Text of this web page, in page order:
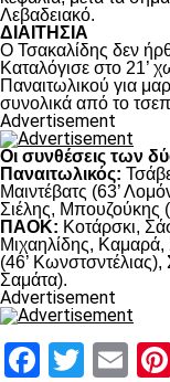
Λεβαδειακό.
ΔΙΑΙΤΗΣΙΑ
Ο Τσακαλίδης δεν
Καταλόγισε στο 21’
Παναιτωλικού για
συνολικά από το
Advertisement
Οι συνθέσεις των
Παναιτωλικός:
Μαιντέβατς (63’
Σιέλης, Μπουζούκης
ΠΑΟΚ: Κοτάρσκι,
Μιχαηλίδης, Καμαρά,
(46’ Κωνστσντέλιας),
Σαμάτα).
Advertisement